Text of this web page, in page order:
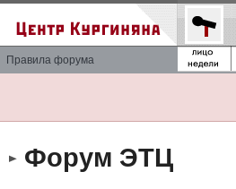
Правила форума
Форум ЭТЦ